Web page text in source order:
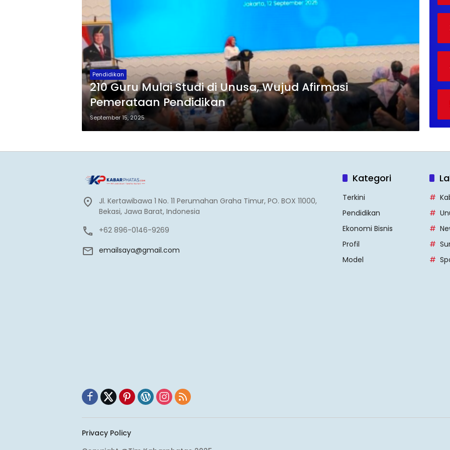
Pendidikan
210 Guru Mulai Studi di Unusa, Wujud Afirmasi
Pemerataan Pendidikan
September 15, 2025
Jl. Kertawibawa 1 No. 11 Perumahan Graha Timur, PO. BOX 11000,
Bekasi, Jawa Barat, Indonesia
+62 896-0146-9269
emailsaya@gmail.com
Kategori
Terkini
Pendidikan
Ekonomi Bisnis
Profil
Model
Privacy Policy